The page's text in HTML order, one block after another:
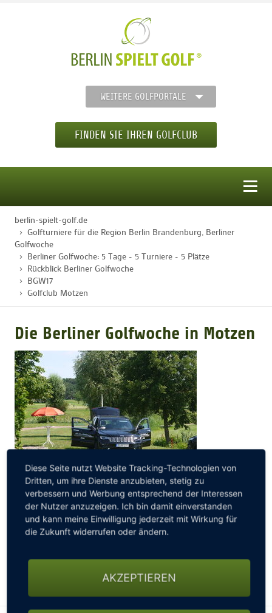
WEITERE GOLFPORTALE
FINDEN SIE IHREN GOLFCLUB
STARTSEITE
GOLFREGION
MITGLIEDSCHAFT
GOLF NEWS
GOLFEINSTEIGER
GOLFHOTELS
berlin-spielt-golf.de
Golfturniere für die Region Berlin Brandenburg, Berliner
Golfwoche
Berliner Golfwoche: 5 Tage - 5 Turniere - 5 Plätze
Rückblick Berliner Golfwoche
BGW17
Golfclub Motzen
Die Berliner Golfwoche in Motzen
Nun schon seit 8 Jahren starten wir am Dienstag im
Golfclub Motzen auf die zweite Runde der Berliner
Golfwoche by Jeep. Bei 26 Grad wurde auf allen Tees
Diese Seite nutzt Website Tracking-Technologien von
Dritten, um ihre Dienste anzubieten, stetig zu
verbessern und Werbung entsprechend der Interessen
der Nutzer anzuzeigen. Ich bin damit einverstanden
und kann meine Einwilligung jederzeit mit Wirkung für
die Zukunft widerrufen oder ändern.
AKZEPTIEREN